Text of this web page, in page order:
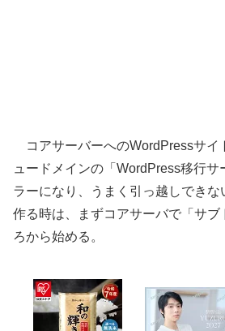
コアサーバーへのWordPressサイ
ュードメインの「WordPress移行
ラーになり、うまく引っ越しでき
作る時は、まずコアサーバで「サブ
ろから始める。